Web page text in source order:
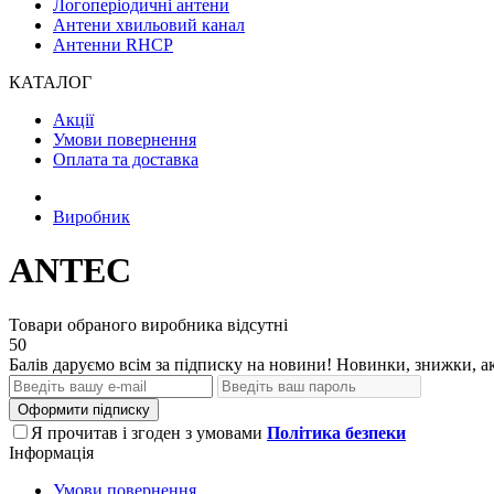
Логоперіодичні антени
Антени хвильовий канал
Антенни RHCP
КАТАЛОГ
Акції
Умови повернення
Оплата та доставка
Виробник
ANTEC
Товари обраного виробника відсутні
50
Балів даруємо всім за підписку на новини! Новинки, знижки,
Оформити підписку
Я прочитав і згоден з умовами Політика безпеки
Інформація
Умови повернення